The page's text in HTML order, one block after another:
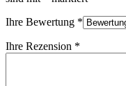
Ihre Bewertung *
Ihre Rezension *